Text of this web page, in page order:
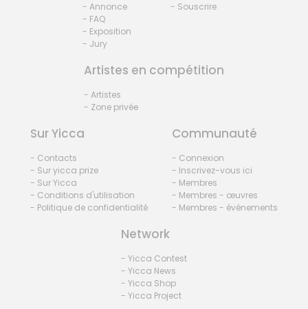
- Annonce
- FAQ
- Exposition
- Jury
- Souscrire
Artistes en compétition
- Artistes
- Zone privée
Sur Yicca
- Contacts
- Sur yicca prize
- Sur Yicca
- Conditions d'utilisation
- Politique de confidentialité
Communauté
- Connexion
- Inscrivez-vous ici
- Membres
- Membres - œuvres
- Membres - événements
Network
- Yicca Contest
- Yicca News
- Yicca Shop
- Yicca Project